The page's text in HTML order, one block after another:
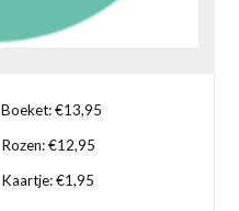
Boeket: €13,95
Rozen: €12,95
Kaartje: €1,95